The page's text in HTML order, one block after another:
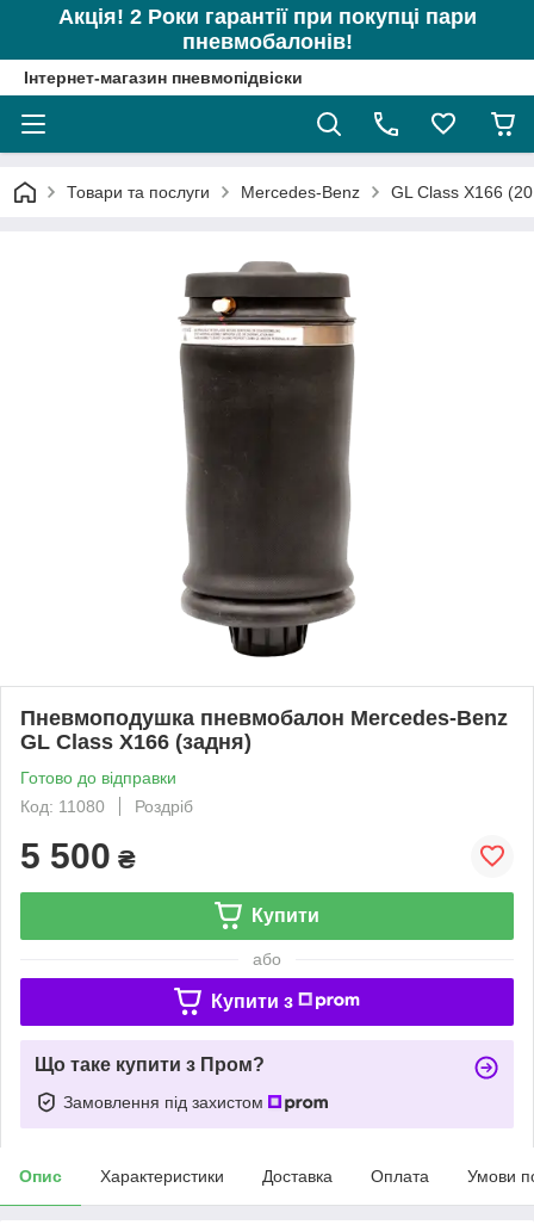
Акція! 2 Роки гарантії при покупці пари
пневмобалонів!
Інтернет-магазин пневмопідвіски
Товари та послуги Mercedes-Benz GL Class X166
Пневмоподушка пневмобалон Mercedes-Benz
GL Class X166 (задня)
Готово до відправки
Код: 11080
Роздріб
5 500 ₴
Купити
або
Купити з
Що таке купити з Пром?
Замовлення під захистом
Опис Характеристики Доставка Оплата Умови